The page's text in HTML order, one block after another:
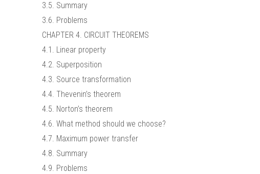
3.5. Summary
3.6. Problems
CHAPTER 4. CIRCUIT THEOREMS
4.1. Linear property
4.2. Superposition
4.3. Source transformation
4.4. Thevenin’s theorem
4.5. Norton’s theorem
4.6. What method should we choose?
4.7. Maximum power transfer
4.8. Summary
4.9. Problems